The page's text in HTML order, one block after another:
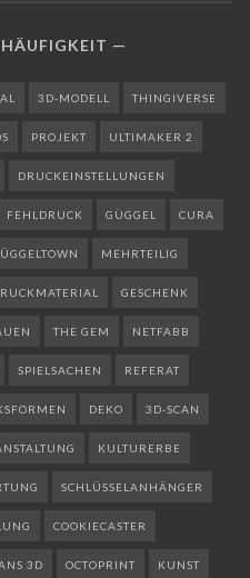
3D-MODELL THINGIVERSE
PROJEKT ULTIMAKER 2
DRUCKEINSTELLUNGEN
FEHLDRUCK GÜGGEL CURA
MEHRTEILIG
GESCHENK
THE GEM NETFABB
SPIELSACHEN REFERAT
DEKO 3D-SCAN
KULTURERBE
SCHLÜSSELANHÄNGER
COOKIECASTER
3D OCTOPRINT KUNST